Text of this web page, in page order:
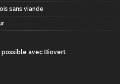
sans viande
avec Biovert